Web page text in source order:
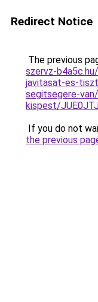
Redirect Notice
The previous
szervz-
javitasat-es-
segitsegere-
kispest/
If you do not
the previous